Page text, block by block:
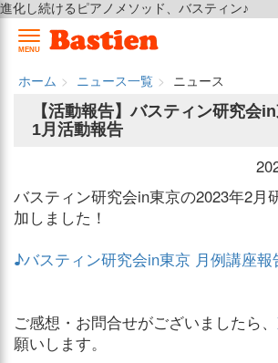
進化し続けるピアノメソッド、バスティン♪
MENU
ホーム ニュース一覧
ニュース
【活動報告】バスティン研究会
1月活動報告
バスティン研究会in東京の2023年2月
加しました！
♪バスティン研究会in東京 月例講座報
ご感想・お問合せがございましたら、
願いします。